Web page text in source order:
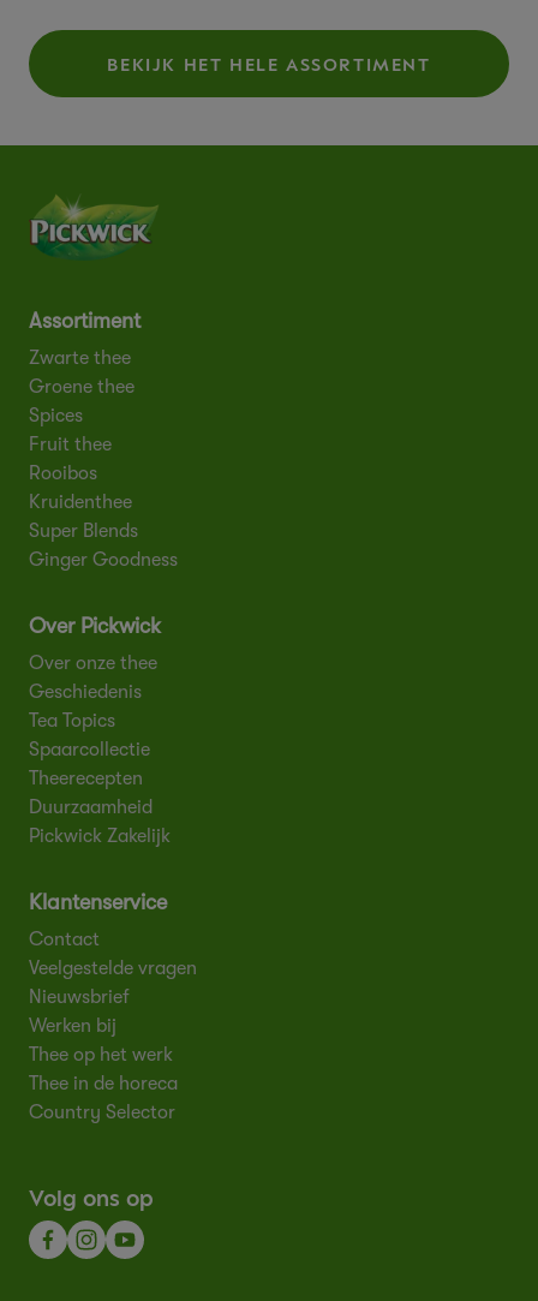
BEKIJK HET HELE ASSORTIMENT
Assortiment
Zwarte thee
Groene thee
Spices
Fruit thee
Rooibos
Kruidenthee
Super Blends
Ginger Goodness
Over Pickwick
Over onze thee
Geschiedenis
Tea Topics
Spaarcollectie
Theerecepten
Duurzaamheid
Pickwick Zakelijk
Klantenservice
Contact
Veelgestelde vragen
Nieuwsbrief
Werken bij
Thee op het werk
Thee in de horeca
Country Selector
Volg ons op